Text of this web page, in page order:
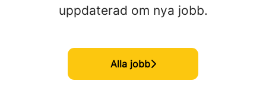
uppdaterad om nya jobb.
Alla jobb